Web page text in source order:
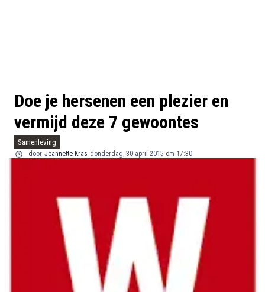
Doe je hersenen een plezier en
vermijd deze 7 gewoontes
Samenleving
door Jeannette Kras donderdag, 30 april 2015 om 17:30